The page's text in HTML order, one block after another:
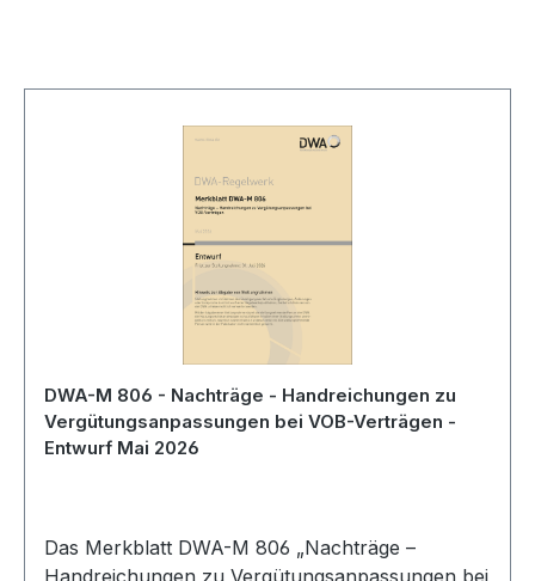
DWA-M 806 - Nachträge - Handreichungen zu
Vergütungsanpassungen bei VOB-Verträgen -
Entwurf Mai 2026
Das Merkblatt DWA-M 806 „Nachträge –
Handreichungen zu Vergütungsanpassungen bei